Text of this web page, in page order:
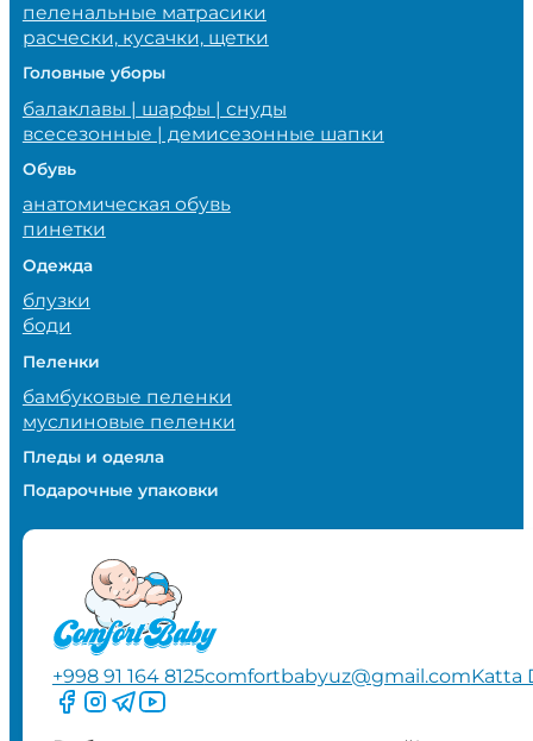
пеленальные матрасики
расчески, кусачки, щетки
Головные уборы
балаклавы | шарфы | снуды
всесезонные | демисезонные шапки
Обувь
анатомическая обувь
пинетки
Одежда
блузки
боди
Пеленки
бамбуковые пеленки
муслиновые пеленки
Пледы и одеяла
Подарочные упаковки
+998 91 164 8125comfortbabyuz@gmail.comKatta
Следите за нами на Facebook
Следите за нами в Instagram
Следите за нами в Telegram
Следите за нами в YouTube